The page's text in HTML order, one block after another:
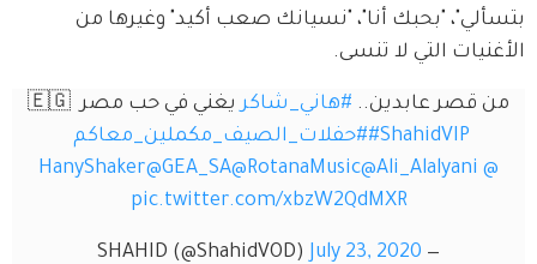
"بحبك أنا"، "نسيانك صعب أكيد" وغيرها من
التي لا تنسى.
عابدين.. #هاني_شاكر يغني في حب مصر 🇪🇬
#ShahidVIP#حفلات_الصيف_مكملين_معاكم
@GEA_SA@RotanaMusic
pic.twitter.com/xbzW2QdMXR
July 23, 2020